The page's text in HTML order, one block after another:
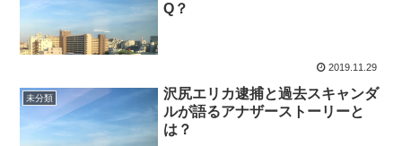
Q？
2019.11.29
未分類
沢尻エリカ逮捕と過去スキャンダ
ルが語るアナザーストーリーと
は？